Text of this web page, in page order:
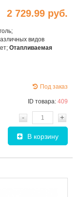
2 729.99 руб.
видов
Отапливаемая
Под заказ
ID товара: 409
- +
В корзину